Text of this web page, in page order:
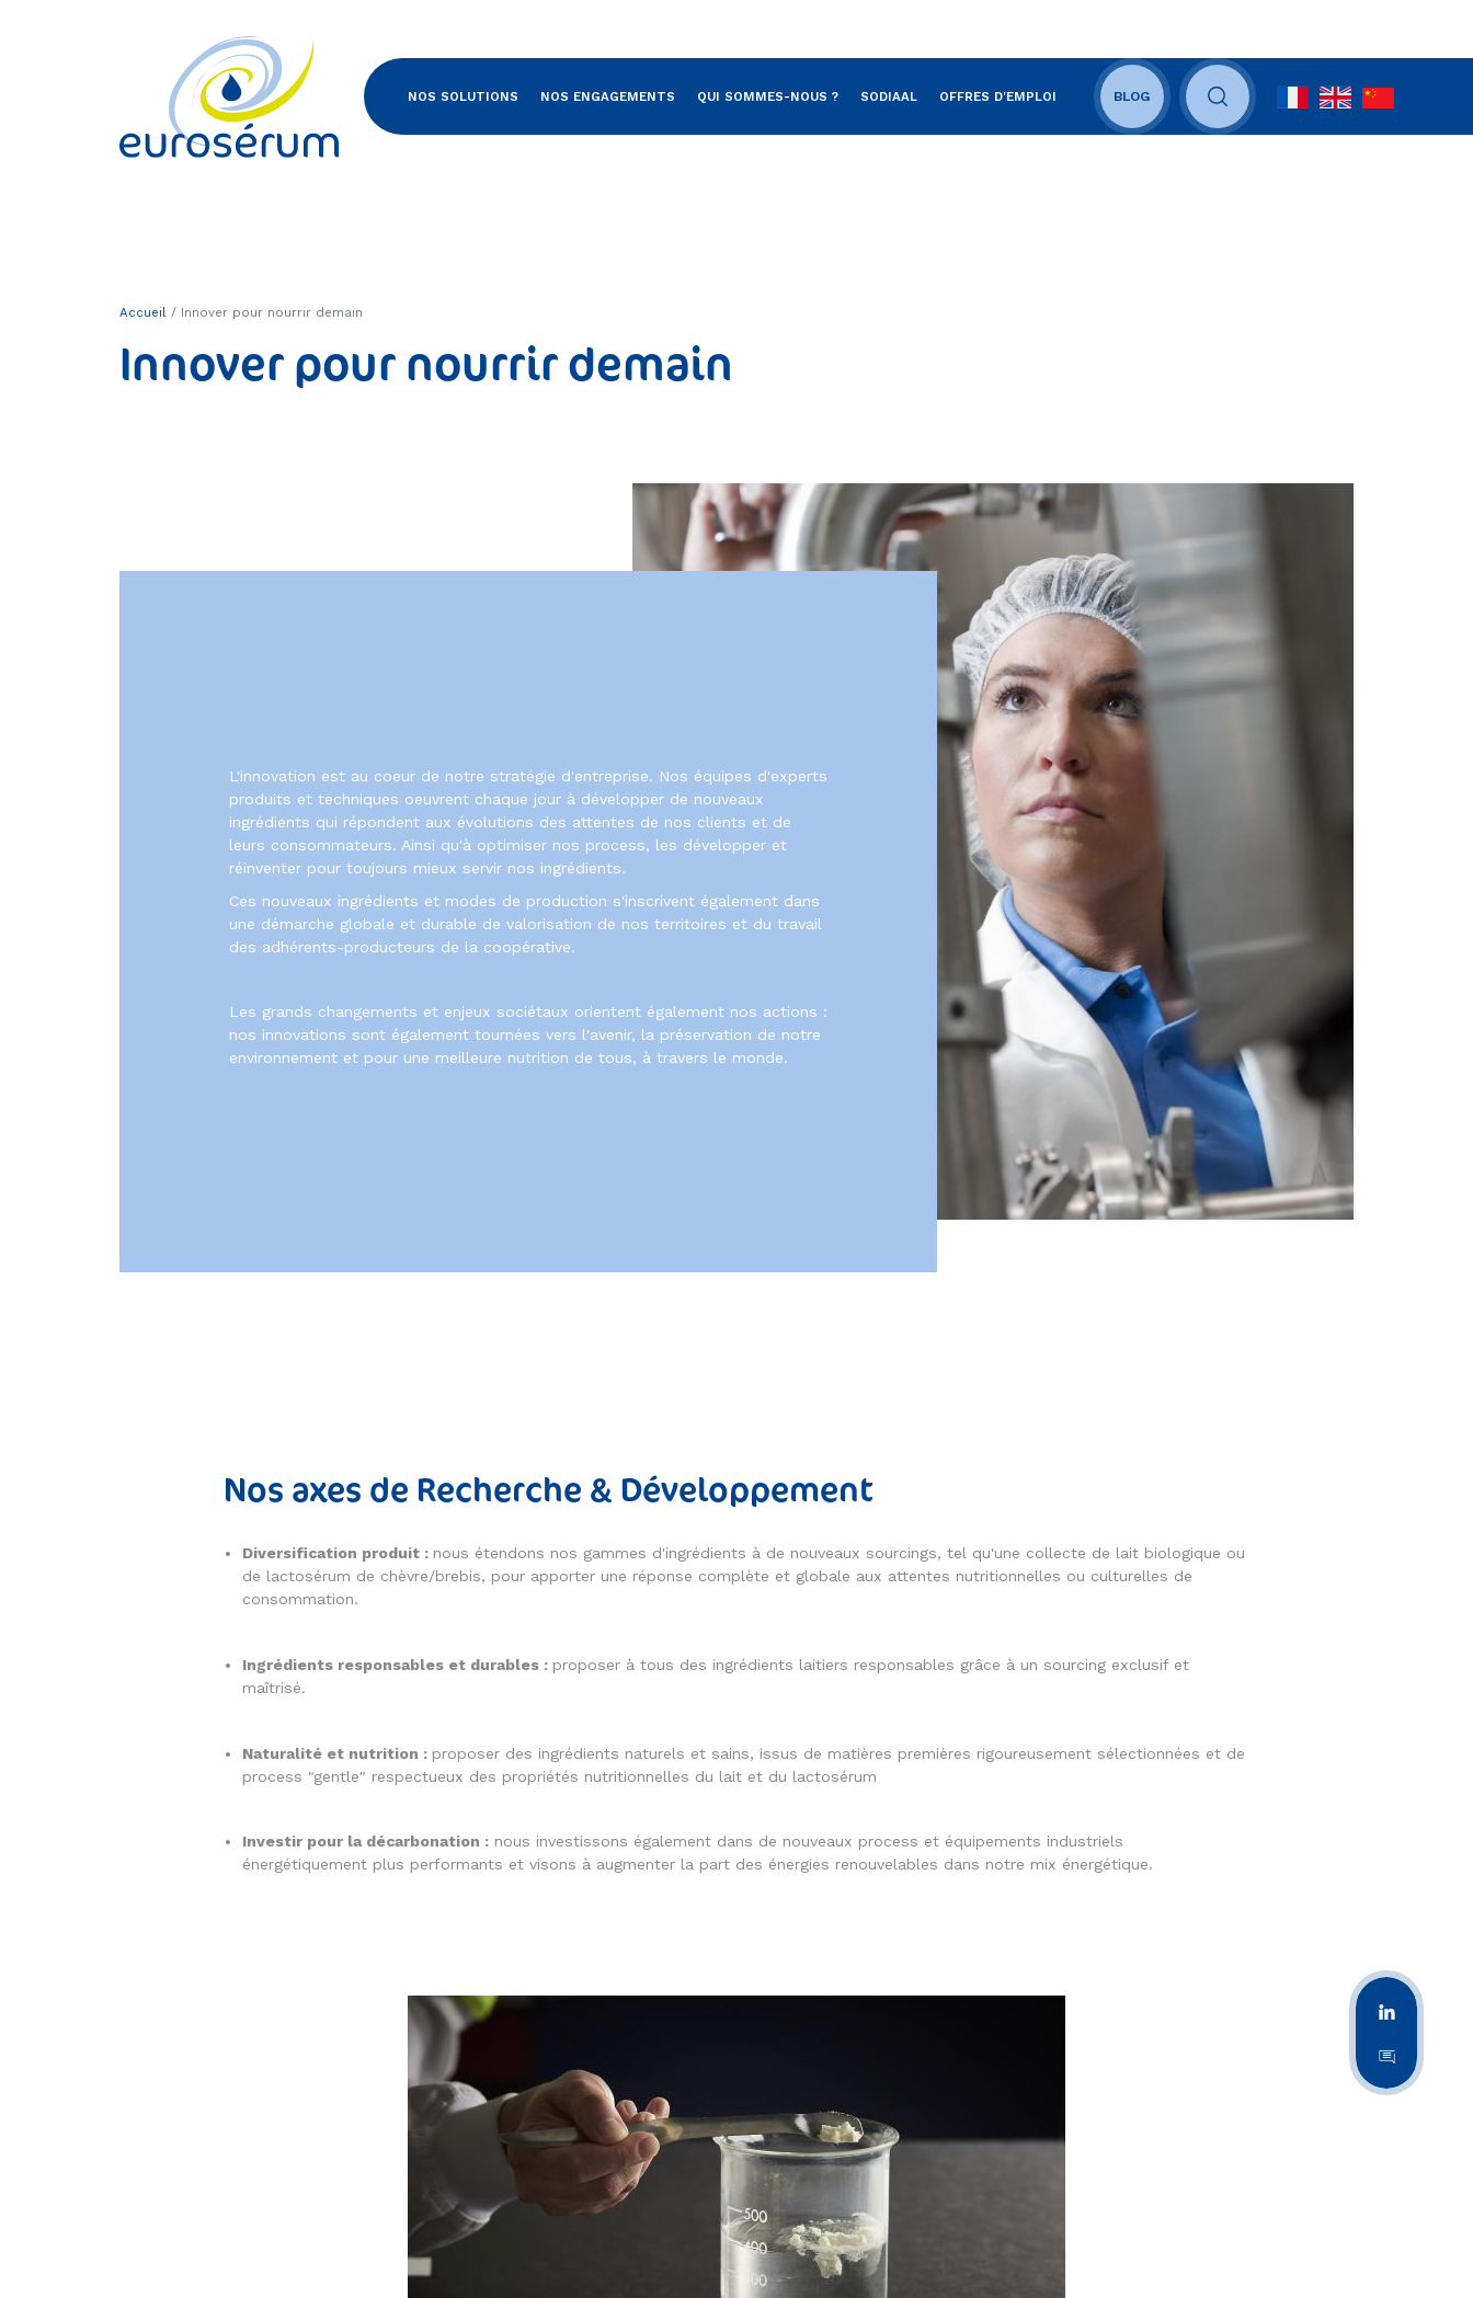
Euroserum : ingrédients laitiers
NOS SOLUTIONS NOS ENGAGEMENTS QUI SOMMES-NOUS ? SODIAAL OFFRES D'EMPLOI BLOG
OUVRIR LE CHAMP DE RECHERCHE
Accueil Innover pour nourrir demain
Innover pour nourrir demain
L'innovation est au coeur de notre stratégie d'entreprise. Nos équipes d'experts
produits et techniques oeuvrent chaque jour à développer de nouveaux
ingrédients qui répondent aux évolutions des attentes de nos clients et de
leurs consommateurs. Ainsi qu'à optimiser nos process, les développer et
réinventer pour toujours mieux servir nos ingrédients.
Ces nouveaux ingrédients et modes de production s'inscrivent également dans
une démarche globale et durable de valorisation de nos territoires et du travail
des adhérents-producteurs de la coopérative.
Les grands changements et enjeux sociétaux orientent également nos actions :
nos innovations sont également tournées vers l'avenir, la préservation de notre
environnement et pour une meilleure nutrition de tous, à travers le monde.
Nos axes de Recherche & Développement
Diversification produit : nous étendons nos gammes d'ingrédients à de nouveaux sourcings, tel qu'une collecte de lait biologique ou
de lactosérum de chèvre/brebis, pour apporter une réponse complète et globale aux attentes nutritionnelles ou culturelles de
consommation.
Ingrédients responsables et durables : proposer à tous des ingrédients laitiers responsables grâce à un sourcing exclusif et
maîtrisé.
Naturalité et nutrition : proposer des ingrédients naturels et sains, issus de matières premières rigoureusement sélectionnées et de
process "gentle" respectueux des propriétés nutritionnelles du lait et du lactosérum
Investir pour la décarbonation : nous investissons également dans de nouveaux process et équipements industriels
énergétiquement plus performants et visons à augmenter la part des énergies renouvelables dans notre mix énergétique.